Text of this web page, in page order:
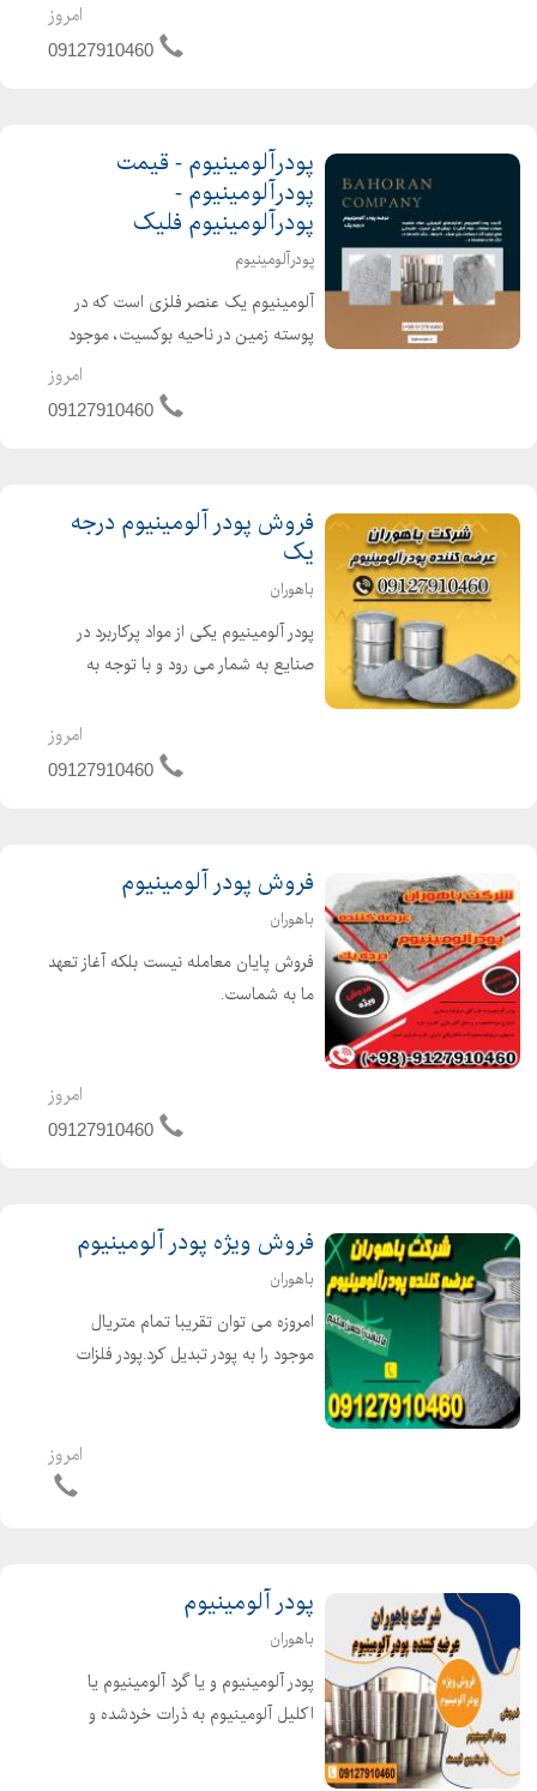
بیشتر با شماره های زیر تماس بگیرید.
امروز
09127910460
پودرآلومینیوم - قیمت
پودرآلومینیوم -
پودرآلومینیوم فلیک
پودرآلومینیوم
آلومینیوم یک عنصر فلزی است که در
پوسته زمین در ناحیه بوکسیت، موجود
است آلومینیوم از بوکسیت استخراج می
شود و با استفاده از فرآیند شیمیایی)
امروز
09127910460
فروش پودر آلومینیوم درجه
یک
باهوران
پودر آلومینیوم یکی از مواد پرکاربرد در
صنایع به شمار می رود و با توجه به
ماده مهم به شمار می رود.پودرآلومینیوم
عموماً به سه حالت فلیک، کروی و
امروز
09127910460
فروش پودر آلومینیوم
باهوران
فروش پایان معامله نیست بلکه آغاز تعهد
ما به شماست.
امروز
09127910460
فروش ویژه پودر آلومینیوم
باهوران
امروزه می توان تقریبا تمام متریال
موجود را به پودر تبدیل کرد.پودر فلزات
وسیعی در صنعت دارد. یکی از مصارفامروز
پودر آلومینیوم
باهوران
پودر آلومینیوم و یا گرد آلومینیوم یا
اکلیل آلومینیوم به ذرات خردشده و